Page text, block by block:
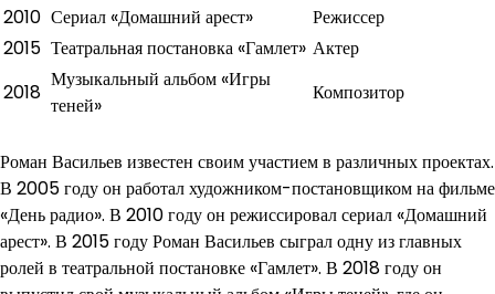
2010 Сериал «Домашний арест»
Режиссер
2015 Театральная постановка «Гамлет» Актер
2018
Музыкальный альбом «Игры
теней»
Композитор
Роман Васильев известен своим участием в различных проектах.
В 2005 году он работал художником-постановщиком на фильме
«День радио». В 2010 году он режиссировал сериал «Домашний
арест». В 2015 году Роман Васильев сыграл одну из главных
ролей в театральной постановке «Гамлет». В 2018 году он